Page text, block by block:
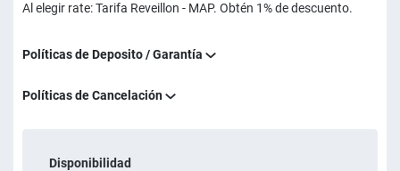
Al elegir rate: Tarifa Reveillon - MAP. Obtén 1% de descuento.
Políticas de Deposito / Garantía
Políticas de Cancelación
Disponibilidad